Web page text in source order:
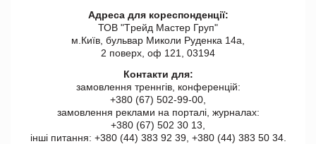
Адреса для кореспонденції:
ТОВ "Tрейд Мастер Груп"
м.Київ, бульвар Миколи Руденка 14а,
2 поверх, оф 121, 03194
Контакти для:
замовлення треннгів, конференцій:
+380 (67) 502-99-00,
замовлення реклами на порталі, журналах:
+380 (67) 502 30 13,
інші питання: +380 (44) 383 92 39, +380 (44) 383 50 34.